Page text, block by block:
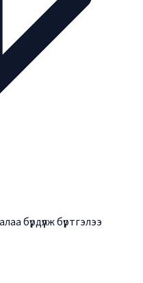
бүрдүүлж бүртгэлээ